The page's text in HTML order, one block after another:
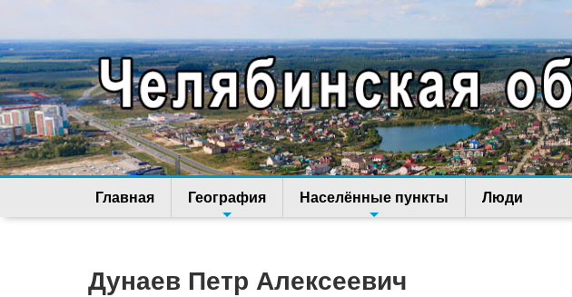
Главная География Населённые пункты Люди
Дунаев Петр Алексеевич